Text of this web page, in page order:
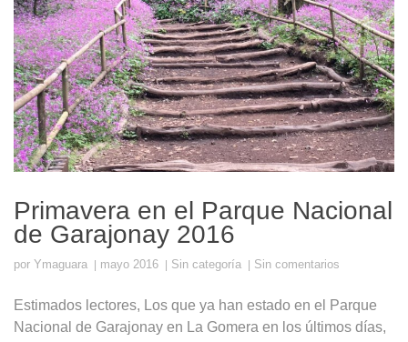
Primavera en el Parque Nacional
de Garajonay 2016
por Ymaguara mayo 2016 Sin categoría Sin comentarios
Estimados lectores, Los que ya han estado en el Parque
Nacional de Garajonay en La Gomera en los últimos días,